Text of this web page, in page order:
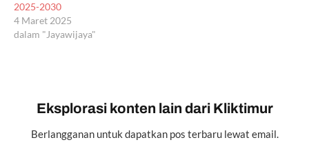
2025-2030
4 Maret 2025
dalam "Jayawijaya"
Eksplorasi konten lain dari Kliktimur
Berlangganan untuk dapatkan pos terbaru lewat email.